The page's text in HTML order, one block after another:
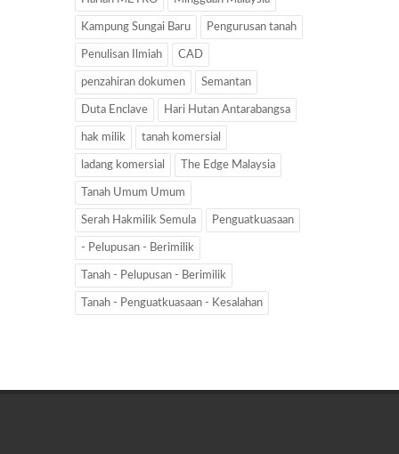
Kampung Sungai Baru Pengurusan tanah
Penulisan Ilmiah CAD
penzahiran dokumen Semantan
Duta Enclave Hari Hutan Antarabangsa
hak milik tanah komersial
ladang komersial The Edge Malaysia
Tanah Umum Umum
Serah Hakmilik Semula Penguatkuasaan
- Pelupusan - Berimilik
Tanah - Pelupusan - Berimilik
Tanah - Penguatkuasaan - Kesalahan